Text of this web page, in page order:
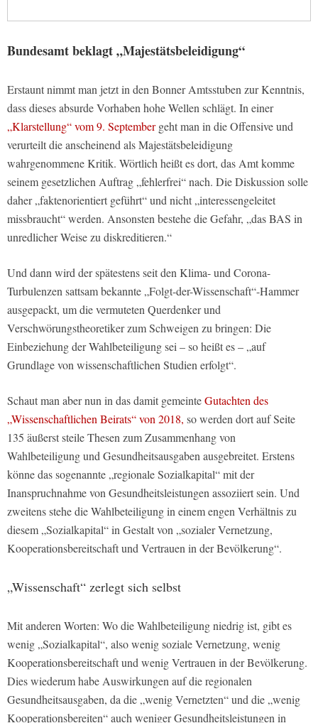
Bundesamt beklagt „Majestätsbeleidigung“
Erstaunt nimmt man jetzt in den Bonner Amtsstuben zur Kenntnis,
dass dieses absurde Vorhaben hohe Wellen schlägt. In einer
„Klarstellung“ vom 9. Septembergeht man in die Offensive und
verurteilt die anscheinend als Majestätsbeleidigung
wahrgenommene Kritik. Wörtlich heißt es dort, das Amt komme
seinem gesetzlichen Auftrag „fehlerfrei“ nach. Die Diskussion solle
daher „faktenorientiert geführt“ und nicht „interessengeleitet
missbraucht“ werden. Ansonsten bestehe die Gefahr, „das BAS in
unredlicher Weise zu diskreditieren.“
Und dann wird der spätestens seit den Klima- und Corona-
Turbulenzen sattsam bekannte „Folgt-der-Wissenschaft“-Hammer
ausgepackt, um die vermuteten Querdenker und
Verschwörungstheoretiker zum Schweigen zu bringen: Die
Einbeziehung der Wahlbeteiligung sei – so heißt es – „auf
Grundlage von wissenschaftlichen Studien erfolgt“.
Schaut man aber nun in das damit gemeinteGutachten des
„Wissenschaftlichen Beirats“ von 2018, so werden dort auf Seite
135 äußerst steile Thesen zum Zusammenhang von
Wahlbeteiligung und Gesundheitsausgaben ausgebreitet. Erstens
könne das sogenannte „regionale Sozialkapital“ mit der
Inanspruchnahme von Gesundheitsleistungen assoziiert sein. Und
zweitens stehe die Wahlbeteiligung in einem engen Verhältnis zu
diesem „Sozialkapital“ in Gestalt von „sozialer Vernetzung,
Kooperationsbereitschaft und Vertrauen in der Bevölkerung“.
„Wissenschaft“ zerlegt sich selbst
Mit anderen Worten: Wo die Wahlbeteiligung niedrig ist, gibt es
wenig „Sozialkapital“, also wenig soziale Vernetzung, wenig
Kooperationsbereitschaft und wenig Vertrauen in der Bevölkerung.
Dies wiederum habe Auswirkungen auf die regionalen
Gesundheitsausgaben, da die „wenig Vernetzten“ und die „wenig
Kooperationsbereiten“ auch weniger Gesundheitsleistungen in